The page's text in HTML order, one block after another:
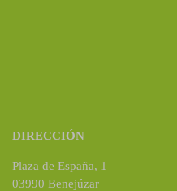
DIRECCIÓN
Plaza de España, 1
03990 Benejúzar